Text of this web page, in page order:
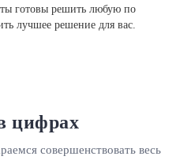
готовы решить любую по
лучшее решение для вас.
цифрах
совершенствовать весь